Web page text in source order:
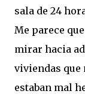
sala de 24
Me parece
mirar hacia
viviendas que
estaban mal